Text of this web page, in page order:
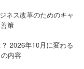
ネス改革のためのキャ
策
2026年10月に変わる
内容